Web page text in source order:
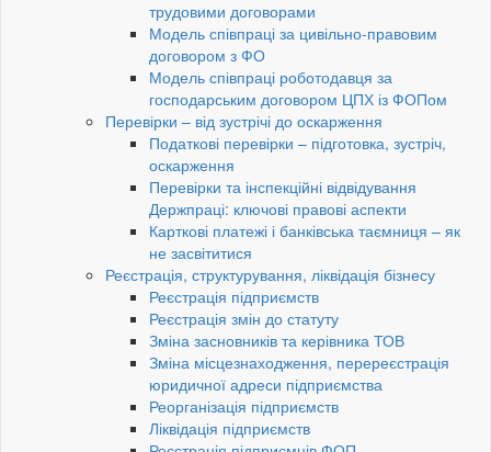
трудовими договорами
Модель співпраці за цивільно-правовим
договором з ФО
Модель співпраці роботодавця за
господарським договором ЦПХ із ФОПом
Перевірки – від зустрічі до оскарження
Податкові перевірки – підготовка, зустріч,
оскарження
Перевірки та інспекційні відвідування
Держпраці: ключові правові аспекти
Карткові платежі і банківська таємниця – як
не засвітитися
Реєстрація, структурування, ліквідація бізнесу
Реєстрація підприємств
Реєстрація змін до статуту
Зміна засновників та керівника ТОВ
Зміна місцезнаходження, перереєстрація
юридичної адреси підприємства
Реорганізація підприємств
Ліквідація підприємств